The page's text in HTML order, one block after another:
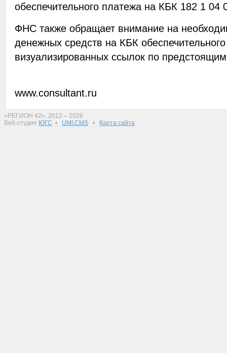
обеспечительного платежа на КБК 182 1 04
ФНС также обращает внимание на
денежных средств на КБК
визуализированных ссылок по
www.consultant.ru
«РЕГИОН 42», 2012 – 2026
Веб-студия ЮГС • UMI.CMS • Карта сайта